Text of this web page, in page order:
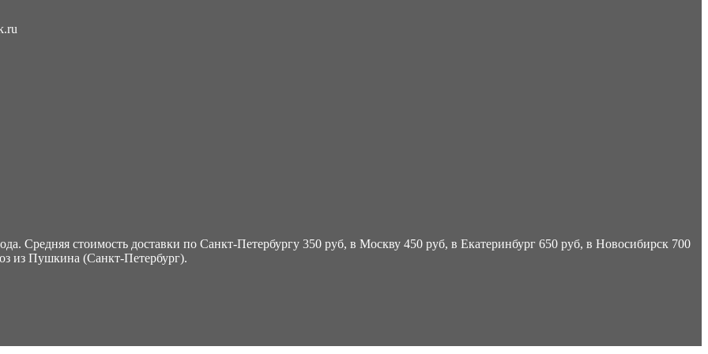
Средняя стоимость доставки по Санкт-Петербургу 350 руб, в Москву 450 руб, в Екатеринбург 650 руб, в Новосибирск 700
из Пушкина (Санкт-Петербург).